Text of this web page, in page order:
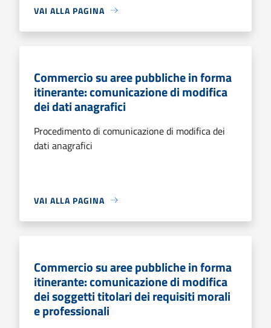
VAI ALLA PAGINA
Commercio su aree pubbliche in forma
itinerante: comunicazione di modifica
dei dati anagrafici
Procedimento di comunicazione di modifica dei
dati anagrafici
VAI ALLA PAGINA
Commercio su aree pubbliche in forma
itinerante: comunicazione di modifica
dei soggetti titolari dei requisiti morali
e professionali